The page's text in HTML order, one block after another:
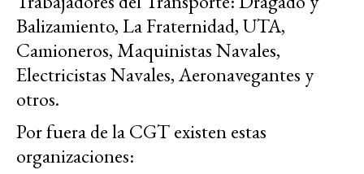
Balizamiento, La Fraternidad, UTA,
Camioneros, Maquinistas Navales,
Electricistas Navales, Aeronavegantes y
otros.
Por fuera de la CGT existen estas
organizaciones: